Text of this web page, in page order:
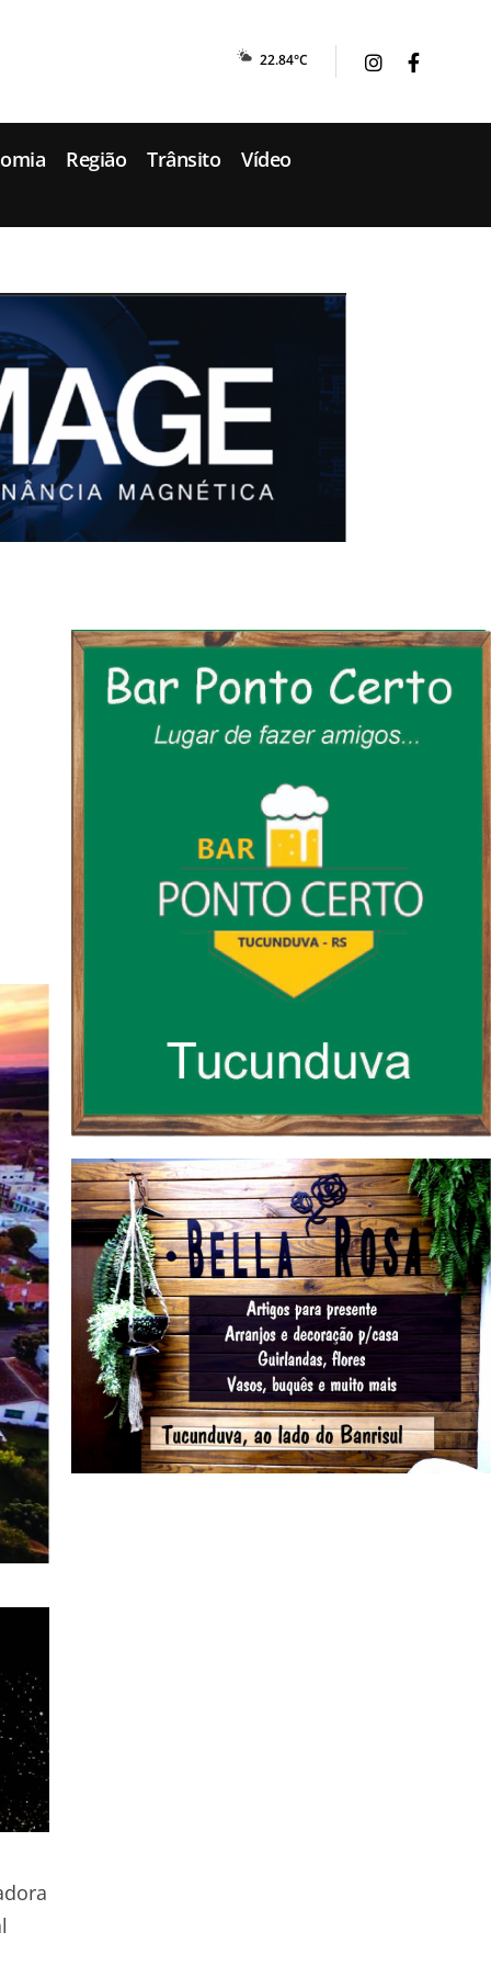
22.84°C
Região Trânsito Vídeo